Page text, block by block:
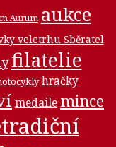
Aurum aukce
veletrhu Sběratel
filatelie
hračky
medaile mince